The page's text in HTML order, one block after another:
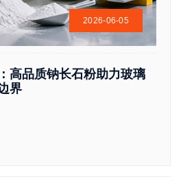
2026-06-05
高品质钠长石粉助力玻璃
界